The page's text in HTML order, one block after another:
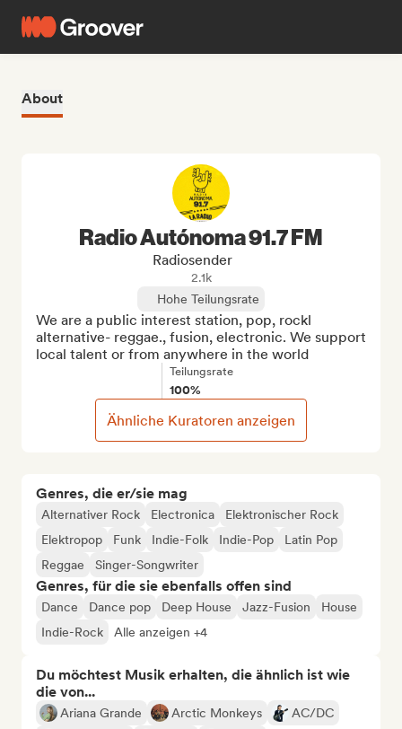
About
Genres, die er/sie mag
Alternativer Rock Electronica
Elektronischer Rock
Elektropop
Funk Indie-Folk Indie-Pop
Latin Pop
Reggae
Singer-Songwriter
Genres, für die sie ebenfalls offen sind
Dance Dance pop Deep House Jazz-Fusion
House
Indie-Rock
Alle anzeigen +4
Du möchtest Musik erhalten, die ähnlich ist wie
die von...
Ariana Grande Arctic Monkeys
AC/DC
Radio Autónoma 91.7 FM
Radiosender
2.1k
Hohe Teilungsrate
We are a public interest station, pop, rockl
alternative- reggae., fusion, electronic. We support
local talent or from anywhere in the world
Teilungsrate
100%
Ähnliche Kuratoren anzeigen